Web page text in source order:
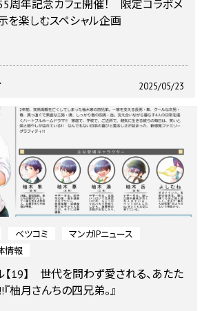
55周年記念カフェ開催！ 限定コラボメ
を楽しむスペシャル企画
2025/05/23
ベツコミ
マンガIPニュース
情報
【19】 世代を問わず愛される、あたた
柚月さんちの四兄弟。』